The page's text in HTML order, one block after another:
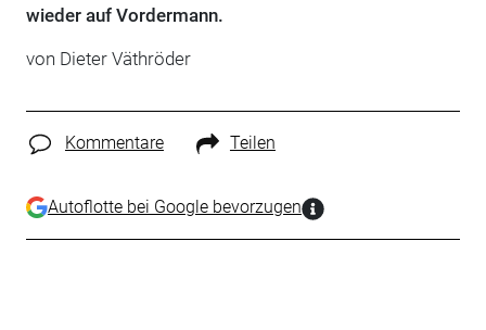
wieder auf Vordermann.
von Dieter Väthröder
Kommentare Teilen
Autoflotte bei Google bevorzugen